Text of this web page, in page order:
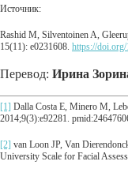
Источник:
Rashid M, Silventoinen A,
15(11): e0231608. https://
Перевод: Ирина
[1] Dalla Costa E, Minero M,
2014;9(3):e92281.
[2] van Loon JP, Van
University Scale for Facial